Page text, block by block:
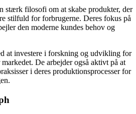
stærk filosofi om at skabe produkter, der
stilfuld for forbrugerne. Deres fokus på
den moderne kundes behov og
at investere i forskning og udvikling for
De arbejder også aktivt på at
i deres produktionsprocesser for